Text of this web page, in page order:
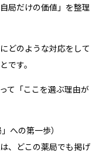
局だけの価値」を整理
どのような対応をして
です。
て「ここを選ぶ理由が
への第一歩）
、どこの薬局でも掲げ